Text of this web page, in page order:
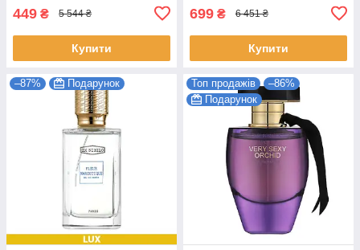
449 ₴ 5 544 ₴
Купити
699 ₴ 6 451 ₴
Купити
–87% Подарунок Топ продажів
–86%
Подарунок